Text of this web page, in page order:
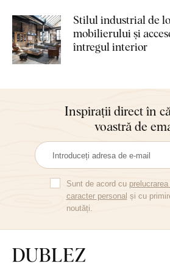
Stilul industrial de
mobilierului și
întregul interior
Inspirații direct în
voastră de
Sunt de acord cu
caracter personal și cu
noutăți.